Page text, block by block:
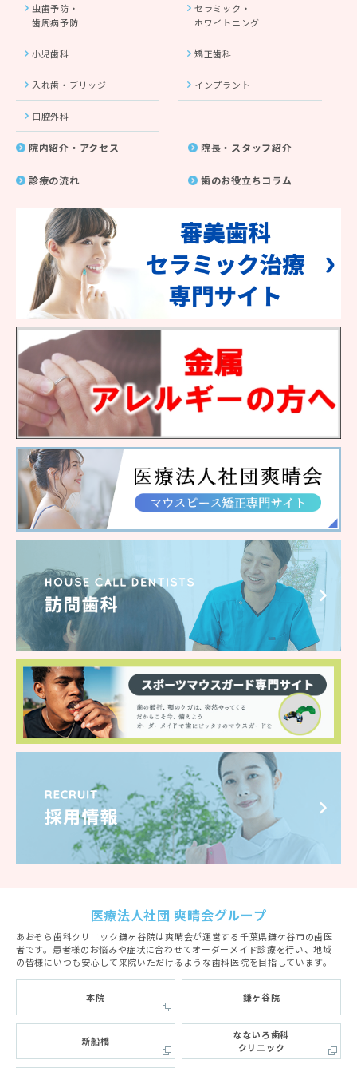
虫歯予防・
歯周病予防
セラミック・
ホワイトニング
小児歯科 矯正歯科
入れ歯・ブリッジ インプラント
口腔外科
院内紹介・アクセス 院長・スタッフ紹介
診療の流れ 歯のお役立ちコラム
医療法人社団 爽晴会グループ
あおぞら歯科クリニック鎌ヶ谷院は爽晴会が運営する千葉県鎌ケ谷市の歯医
者です。患者様のお悩みや症状に合わせてオーダーメイド診療を行い、地域
の皆様にいつも安心して来院いただけるような歯科医院を目指しています。
本院 鎌ヶ谷院
新船橋
なないろ歯科
クリニック